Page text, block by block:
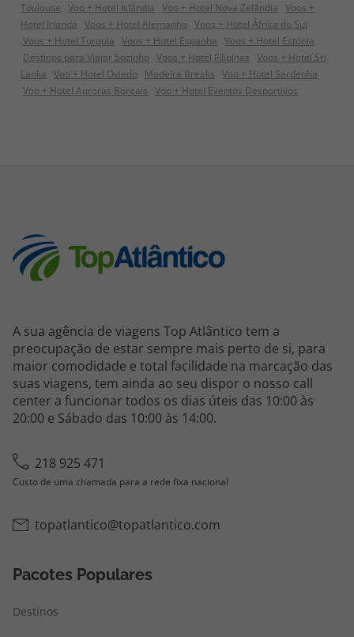
Toulouse Voo + Hotel Islândia Voo + Hotel Nova Zelândia Voos +
Hotel Irlanda Voos + Hotel Alemanha Voos + Hotel África do Sul
Voos + Hotel Turquia Voos + Hotel Espanha Voos + Hotel Estónia
Destinos para Viajar Sozinho Voos + Hotel Filipinas Voos + Hotel Sri
Lanka Voo + Hotel Oviedo Madeira Breaks Voo + Hotel Sardenha
Voo + Hotel Auroras Boreais Voo + Hotel Eventos Desportivos
A sua agência de viagens Top Atlântico tem a
preocupação de estar sempre mais perto de si, para
maior comodidade e total facilidade na marcação das
suas viagens, tem ainda ao seu dispor o nosso call
center a funcionar todos os dias úteis das 10:00 às
20:00 e Sábado das 10:00 às 14:00.
218 925 471
Custo de uma chamada para a rede fixa nacional
topatlantico@topatlantico.com
Pacotes Populares
Destinos